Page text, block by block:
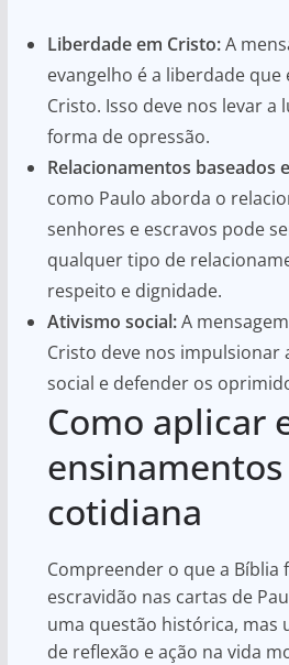
Liberdade em Cristo:A
evangelho é a liberdade
Cristo. Isso deve nos levar
forma de opressão.
Relacionamentos baseados
como Paulo aborda o
senhores e escravos pode
qualquer tipo de
respeito e dignidade.
Ativismo social:A
Cristo deve nos impulsionar
social e defender os
Como aplicar
cotidiana
Compreender o que a Bíblia
escravidão nas cartas de
uma questão histórica, mas
de reflexão e ação na vida